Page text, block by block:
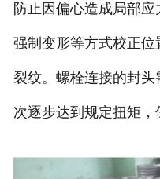
防止因偏心造成局部应
强制变形等方式校正
裂纹。螺栓连接的封
次逐步达到规定扭矩，